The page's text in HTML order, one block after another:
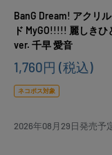
BanG Dream! アクリ
ド MyGO!!!!! 麗しきひ
ver. 千早 愛音
販
価
1,760円 (税込)
ネコポス対象
2026年08月29日発売予